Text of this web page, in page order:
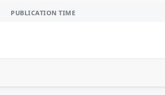
PUBLICATION TIME